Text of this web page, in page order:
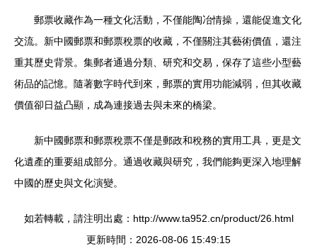
郵票收藏作為一種文化活動，不僅能陶冶情操，還能促進文化
交流。新中國郵票和郵票稅票的收藏，不僅關注其藝術價值，還注
重其歷史背景。集郵者通過分類、研究和交易，保存了這些小型藝
術品的記憶。隨著數字時代到來，郵票的實用功能減弱，但其收藏
價值卻日益凸顯，成為連接過去與未來的橋梁。
新中國郵票和郵票稅票不僅是郵政和稅務的實用工具，更是文
化遺產的重要組成部分。通過收藏與研究，我們能夠更深入地理解
中國的歷史與文化演變。
如若轉載，請注明出處：http://www.ta952.cn/product/26.html
更新時間：2026-08-06 15:49:15